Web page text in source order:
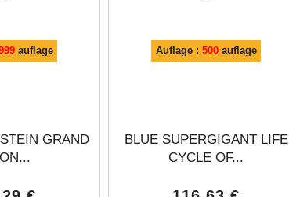
auflage
GRAND
Auflage : 500auflage
BLUE SUPERGIGANT LIFE
CYCLE OF...